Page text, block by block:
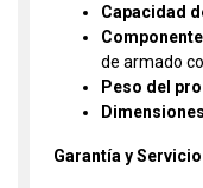
Capacidad
de armado
Peso del
Garantía y